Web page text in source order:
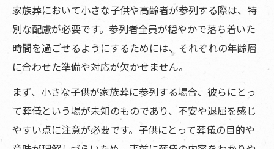
家族葬において小さな子供や高齢者が参列する際は、特
別な配慮が必要です。参列者全員が穏やかで落ち着いた
時間を過ごせるようにするためには、それぞれの年齢層
に合わせた準備や対応が欠かせません。
まず、小さな子供が家族葬に参列する場合、彼らにとっ
て葬儀という場が未知のものであり、不安や退屈を感じ
やすい点に注意が必要です。子供にとって葬儀の目的や